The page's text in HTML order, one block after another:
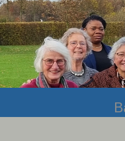
Footer